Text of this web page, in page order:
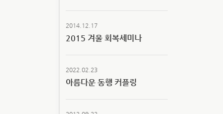
2014.12.17
2015 겨울 회복세미나
2022.02.23
아름다운 동행 커플링